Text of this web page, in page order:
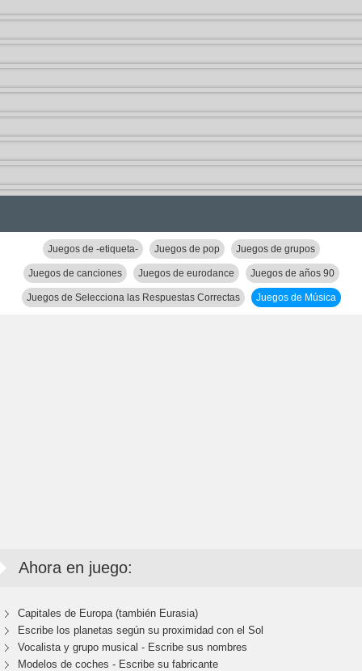
Juegos de -etiqueta- Juegos de pop Juegos de grupos
Juegos de canciones Juegos de eurodance Juegos de años 90
Juegos de Selecciona las Respuestas Correctas Juegos de Música
Ahora en juego:
Capitales de Europa (también Eurasia)
Escribe los planetas según su proximidad con el Sol
Vocalista y grupo musical - Escribe sus nombres
Modelos de coches - Escribe su fabricante